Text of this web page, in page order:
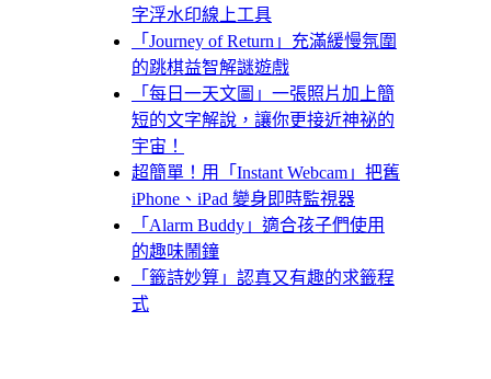
字浮水印線上工具
「Journey of Return」充滿緩慢氛圍
的跳棋益智解謎遊戲
「每日一天文圖」一張照片加上簡
短的文字解說，讓你更接近神祕的
宇宙！
超簡單！用「Instant Webcam」把舊
iPhone、iPad 變身即時監視器
「Alarm Buddy」適合孩子們使用
的趣味鬧鐘
「籤詩妙算」認真又有趣的求籤程
式